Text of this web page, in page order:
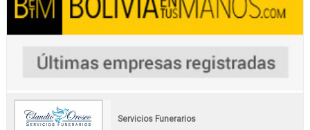
Servicios Funerarios